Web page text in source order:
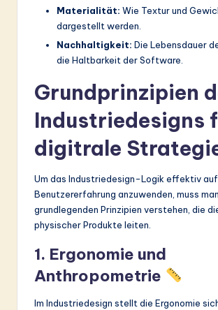
Materialität: Wie Textur und
dargestellt werden.
Nachhaltigkeit: Die Lebensdauer
die Haltbarkeit der Software.
Grundprinzipien
Industriedesigns
digitrale
Um das Industriedesign-Logik effektiv
Benutzererfahrung anzuwenden, muss
grundlegenden Prinzipien verstehen, die
physischer Produkte leiten.
1. Ergonomie und
Anthropometrie
Im Industriedesign stellt die Ergonomie